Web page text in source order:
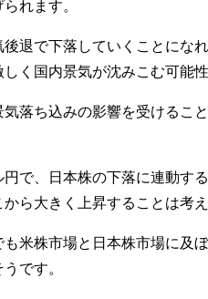
れます。
退で下落していくことにな
く国内景気が沈みこむ可能
落ち込みの影響を受けるこ
で、日本株の下落に連動す
ら大きく上昇することは考
米株市場と日本株市場に及
です。